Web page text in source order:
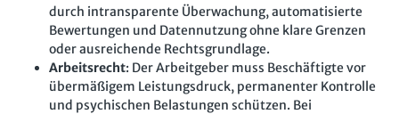
durch intransparente Überwachung, automatisierte
Bewertungen und Datennutzung ohne klare Grenzen
oder ausreichende Rechtsgrundlage.
Arbeitsrecht: Der Arbeitgeber muss Beschäftigte vor
übermäßigem Leistungsdruck, permanenter Kontrolle
und psychischen Belastungen schützen. Bei